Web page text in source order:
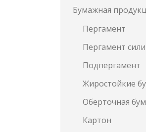
Бумажная
Пергамент
Пергамент
Подпергамент
Жиростойкие
Оберточная
Картон